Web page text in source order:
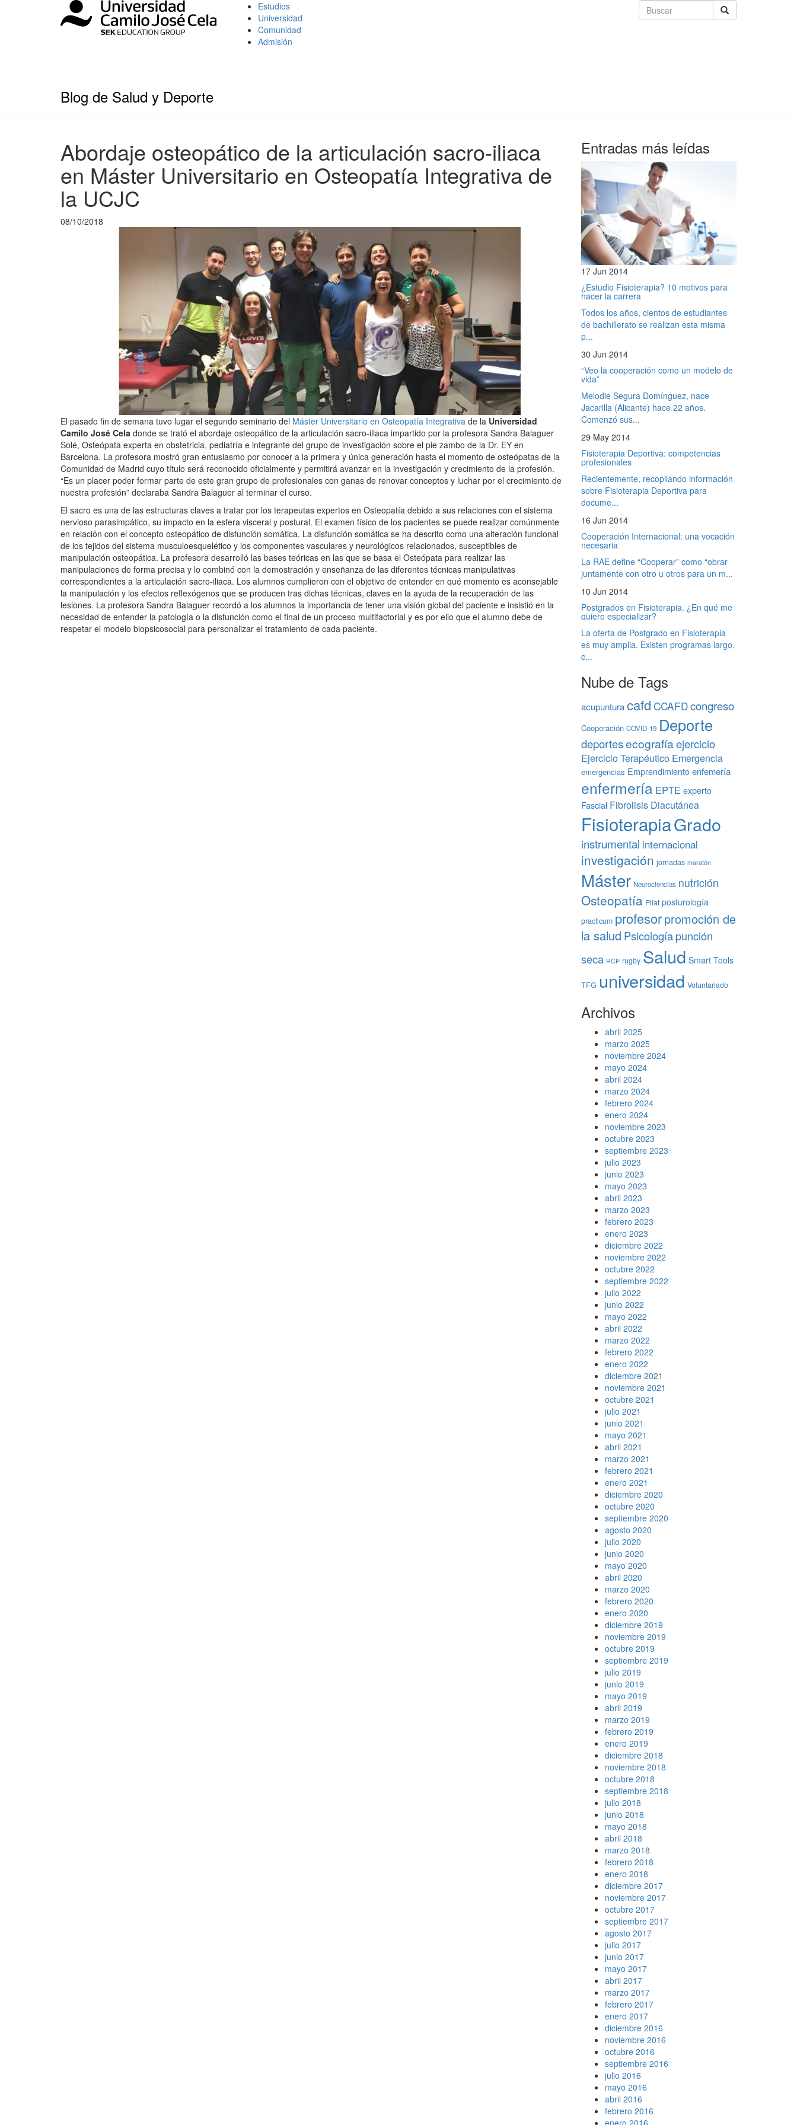
Estudios
Universidad
Comunidad
Admisión
Blog de Salud y Deporte
Abordaje osteopático de la articulación sacro-iliaca
en Máster Universitario en Osteopatía Integrativa de
la UCJC
08/10/2018
El pasado fin de semana tuvo lugar el segundo seminario del Máster Universitario en Osteopatía Integrativa de la Universidad
Camilo José Cela donde se trató el abordaje osteopático de la articulación sacro-iliaca impartido por la profesora Sandra Balaguer
Solé, Osteópata experta en obstetricia, pediatría e integrante del grupo de investigación sobre el pie zambo de la Dr. EY en
Barcelona. La profesora mostró gran entusiasmo por conocer a la primera y única generación hasta el momento de osteópatas de la
Comunidad de Madrid cuyo título será reconocido oficialmente y permitirá avanzar en la investigación y crecimiento de la profesión.
“Es un placer poder formar parte de este gran grupo de profesionales con ganas de renovar conceptos y luchar por el crecimiento de
nuestra profesión” declaraba Sandra Balaguer al terminar el curso.
El sacro es una de las estructuras claves a tratar por los terapeutas expertos en Osteopatía debido a sus relaciones con el sistema
nervioso parasimpático, su impacto en la esfera visceral y postural. El examen físico de los pacientes se puede realizar comúnmente
en relación con el concepto osteopático de disfunción somática. La disfunción somática se ha descrito como una alteración funcional
de los tejidos del sistema musculoesquelético y los componentes vasculares y neurológicos relacionados, susceptibles de
manipulación osteopática. La profesora desarrolló las bases teóricas en las que se basa el Osteópata para realizar las
manipulaciones de forma precisa y lo combinó con la demostración y enseñanza de las diferentes técnicas manipulativas
correspondientes a la articulación sacro-iliaca. Los alumnos cumplieron con el objetivo de entender en qué momento es aconsejable
la manipulación y los efectos reflexógenos que se producen tras dichas técnicas, claves en la ayuda de la recuperación de las
lesiones. La profesora Sandra Balaguer recordó a los alumnos la importancia de tener una visión global del paciente e insistió en la
necesidad de entender la patología o la disfunción como el final de un proceso multifactorial y es por ello que el alumno debe de
respetar el modelo biopsicosocial para personalizar el tratamiento de cada paciente.
Entradas más leídas
17 Jun 2014
¿Estudio Fisioterapia? 10 motivos para
hacer la carrera
Todos los años, cientos de estudiantes
de bachillerato se realizan esta misma
p...
30 Jun 2014
“Veo la cooperación como un modelo de
vida”
Melodie Segura Domínguez, nace
Jacarilla (Alicante) hace 22 años.
Comenzó sus...
29 May 2014
Fisioterapia Deportiva: competencias
profesionales
Recientemente, recopilando información
sobre Fisioterapia Deportiva para
docume...
16 Jun 2014
Cooperación Internacional: una vocación
necesaria
La RAE define “Cooperar” como “obrar
juntamente con otro u otros para un m...
10 Jun 2014
Postgrados en Fisioterapia. ¿En qué me
quiero especializar?
La oferta de Postgrado en Fisioterapia
es muy amplia. Existen programas largo,
c...
Nube de Tags
acupuntura cafd CCAFDcongreso
Cooperación COVID-19 Deporte
deportesecografíaejercicio
Ejercicio Terapéutico Emergencia
emergencias Emprendimiento enfemería
enfermería EPTE experto
Fascial Fibrolisis Diacutánea
FisioterapiaGrado
instrumental internacional
investigación jornadas maratón
Máster Neurociencias nutrición
Osteopatía Pilat posturología
practicum profesorpromoción de
la salud Psicología punción
seca RCP rugby Salud Smart Tools
TFG universidad Voluntariado
Archivos
abril 2025
marzo 2025
noviembre 2024
mayo 2024
abril 2024
marzo 2024
febrero 2024
enero 2024
noviembre 2023
octubre 2023
septiembre 2023
julio 2023
junio 2023
mayo 2023
abril 2023
marzo 2023
febrero 2023
enero 2023
diciembre 2022
noviembre 2022
octubre 2022
septiembre 2022
julio 2022
junio 2022
mayo 2022
abril 2022
marzo 2022
febrero 2022
enero 2022
diciembre 2021
noviembre 2021
octubre 2021
julio 2021
junio 2021
mayo 2021
abril 2021
marzo 2021
febrero 2021
enero 2021
diciembre 2020
octubre 2020
septiembre 2020
agosto 2020
julio 2020
junio 2020
mayo 2020
abril 2020
marzo 2020
febrero 2020
enero 2020
diciembre 2019
noviembre 2019
octubre 2019
septiembre 2019
julio 2019
junio 2019
mayo 2019
abril 2019
marzo 2019
febrero 2019
enero 2019
diciembre 2018
noviembre 2018
octubre 2018
septiembre 2018
julio 2018
junio 2018
mayo 2018
abril 2018
marzo 2018
febrero 2018
enero 2018
diciembre 2017
noviembre 2017
octubre 2017
septiembre 2017
agosto 2017
julio 2017
junio 2017
mayo 2017
abril 2017
marzo 2017
febrero 2017
enero 2017
diciembre 2016
noviembre 2016
octubre 2016
septiembre 2016
julio 2016
mayo 2016
abril 2016
febrero 2016
enero 2016